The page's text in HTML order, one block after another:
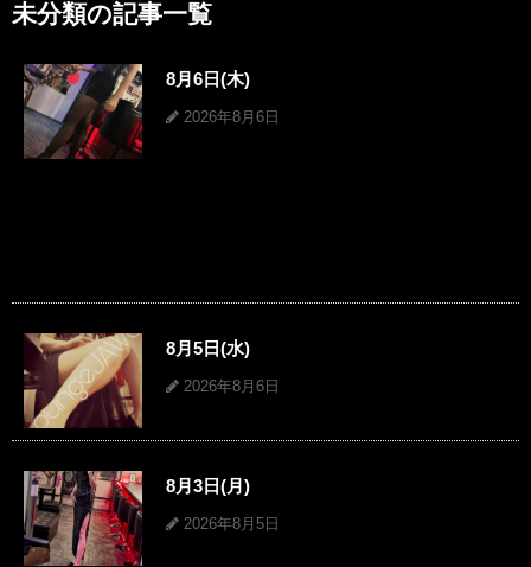
未分類の記事一覧
8月6日(木)
2026年8月6日
8月5日(水)
2026年8月6日
8月3日(月)
2026年8月5日